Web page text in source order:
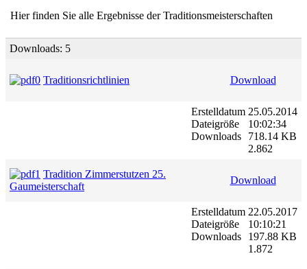
Hier finden Sie alle Ergebnisse der Traditionsmeisterschaften
Downloads: 5
Traditionsrichtlinien Download
Erstelldatum
Dateigröße
Downloads
25.05.2014
10:02:34
718.14 KB
2.862
Tradition Zimmerstutzen 25.
Gaumeisterschaft
Download
Erstelldatum
Dateigröße
Downloads
22.05.2017
10:10:21
197.88 KB
1.872